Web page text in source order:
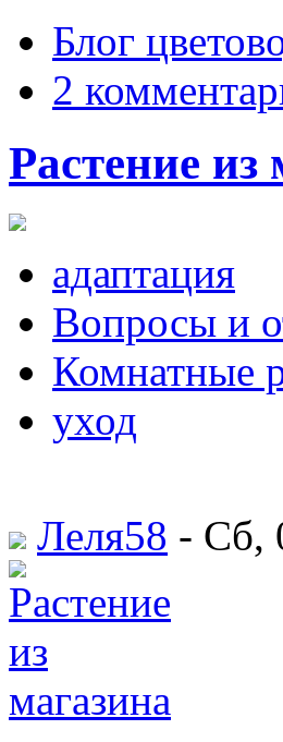
Блог
2
Растение из
адаптация
Вопросы и
Комнатные
уход
Леля58 - Сб,